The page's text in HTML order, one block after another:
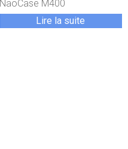
NaoCase M400
Lire la suite